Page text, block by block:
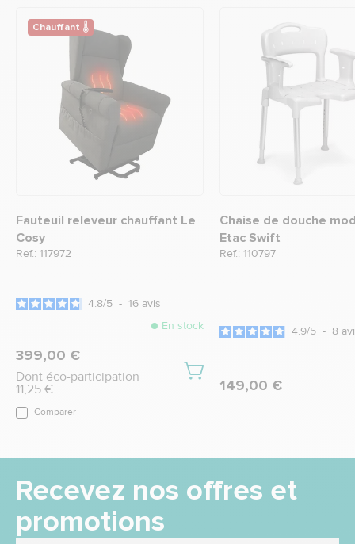
Chauffant 🌡
Fauteuil releveur chauffant Le
Cosy
Ref.: 117972
4.8/5 - 16 avis
En stock
399,00 €
Dont éco-participation
11,25 €
Comparer
Chaise de douche
Etac Swift
Ref.: 110797
4.9/5 - 8
149,00 €
Recevez nos offres et
promotions